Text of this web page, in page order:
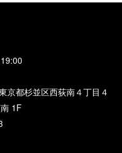
京都杉並区西荻南４丁目４
1F